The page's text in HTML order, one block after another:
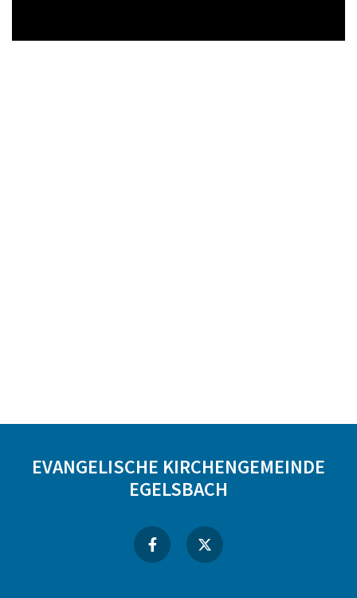
EVANGELISCHE KIRCHENGEMEINDE
EGELSBACH